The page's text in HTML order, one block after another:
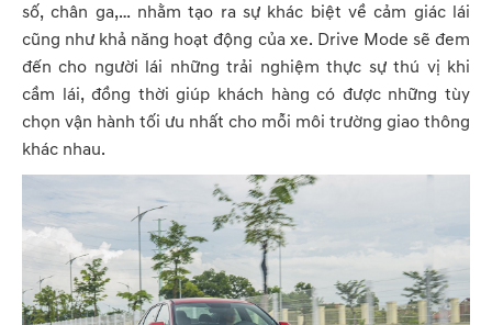
số, chân ga,… nhằm tạo ra sự khác biệt về cảm giác lái
cũng như khả năng hoạt động của xe. Drive Mode sẽ đem
đến cho người lái những trải nghiệm thực sự thú vị khi
cầm lái, đồng thời giúp khách hàng có được những tùy
chọn vận hành tối ưu nhất cho mỗi môi trường giao thông
khác nhau.